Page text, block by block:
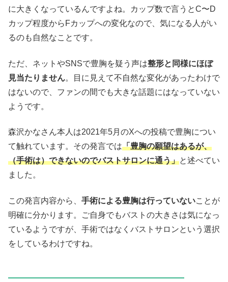
に大きくなっているんですよね。カップ数で言うとC〜D
カップ程度からFカップへの変化なので、気になる人がい
るのも自然なことです。
ただ、ネットやSNSで豊胸を疑う声は整形と同様にほぼ
見当たりません。目に見えて不自然な変化があったわけで
はないので、ファンの間でも大きな話題にはなっていない
ようです。
森沢かなさん本人は2021年5月のXへの投稿で豊胸につい
て触れています。その発言では「豊胸の願望はあるが、
（手術は）できないのでバストサロンに通う」と述べてい
ました。
この発言内容から、 手術による豊胸は行っていないことが
明確に分かります。ご自身でもバストの大きさは気になっ
ているようですが、手術ではなくバストサロンという選択
をしているわけですね。